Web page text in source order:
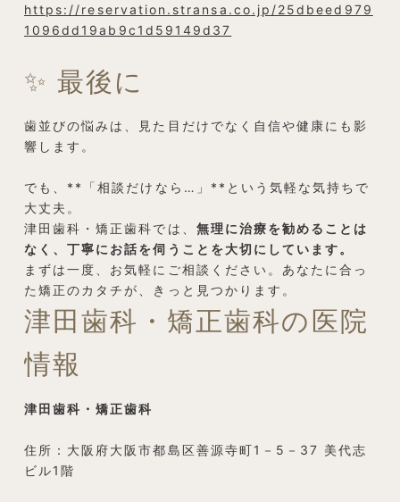
https://reservation.stransa.co.jp/25dbeed979
1096dd19ab9c1d59149d37
✨ 最後に
歯並びの悩みは、見た目だけでなく自信や健康にも影
響します。
でも、**「相談だけなら…」**という気軽な気持ちで
大丈夫。
津田歯科・矯正歯科では、 無理に治療を勧めることは
なく、丁寧にお話を伺うことを大切にしています。
まずは一度、お気軽にご相談ください。あなたに合っ
た矯正のカタチが、きっと見つかります。
津田歯科・矯正歯科の医院
情報
津田歯科・矯正歯科
住所：大阪府大阪市都島区善源寺町1－5－37 美代志
ビル1階